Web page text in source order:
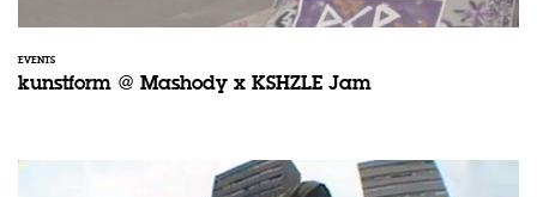
EVENTS
kunstform @ Mashody x KSHZLE Jam